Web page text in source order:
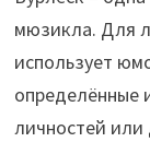
мюзикла. Для
использует
определённые
личностей